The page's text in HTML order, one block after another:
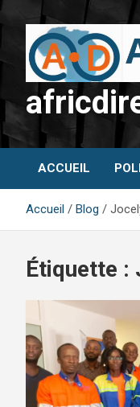
Aller
contenu
ACCUEIL
Accueil Blog
Étiquette :